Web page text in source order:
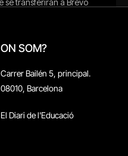
ON SOM?
Carrer Bailén 5, principal.
08010, Barcelona
El Diari de l'Educació